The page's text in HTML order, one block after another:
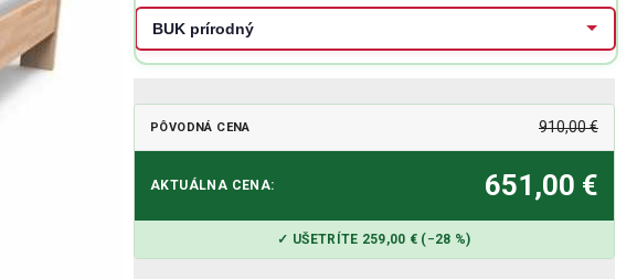
PÔVODNÁ CENA 910,00 €
AKTUÁLNA CENA: 651,00 €
✓ UŠETRÍTE 259,00 € (−28 %)